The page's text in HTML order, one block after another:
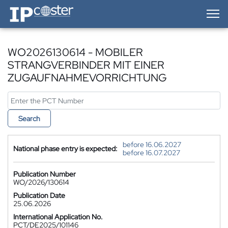
IP-Coster — Home
WO2026130614 - MOBILER
STRANGVERBINDER MIT EINER
ZUGAUFNAHMEVORRICHTUNG
Search
National phase entry is expected:
before 16.06.2027
before 16.07.2027
Publication Number
WO/2026/130614
Publication Date
25.06.2026
International Application No.
PCT/DE2025/101146